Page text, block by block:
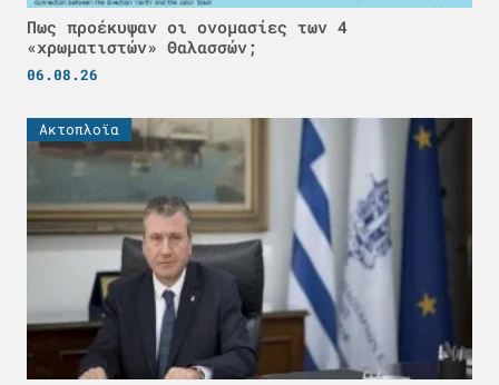
Πως προέκυψαν οι ονομασίες των 4
«χρωματιστών» Θαλασσών;
06.08.26
Ακτοπλοϊα